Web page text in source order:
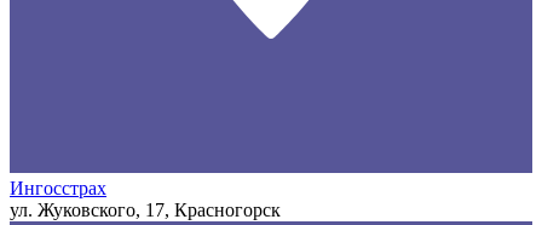
Ингосстрах
ул. Жуковского, 17, Красногорск